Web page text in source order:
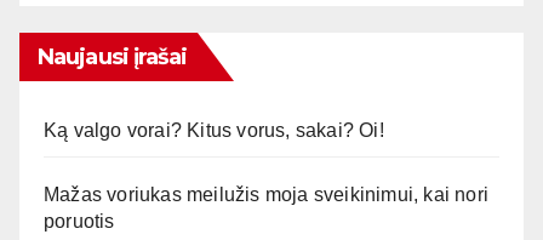
Naujausi įrašai
Ką valgo vorai? Kitus vorus, sakai? Oi!
Mažas voriukas meilužis moja sveikinimui, kai nori
poruotis